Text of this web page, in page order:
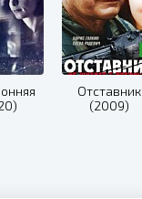
Отставник
(2009)